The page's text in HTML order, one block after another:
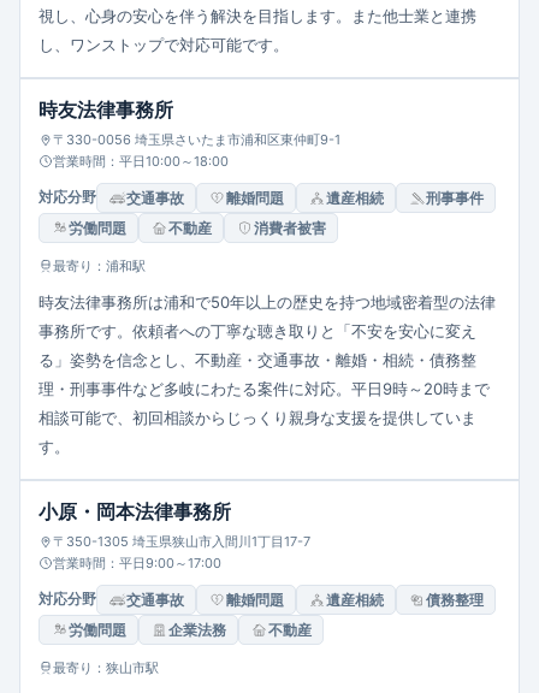
視し、心身の安心を伴う解決を目指します。また他士業と連携
し、ワンストップで対応可能です。
時友法律事務所
〒330-0056 埼玉県さいたま市浦和区東仲町9-1
営業時間：平日10:00～18:00
対応分野 交通事故 離婚問題 遺産相続
刑事事件
労働問題
不動産 消費者被害
最寄り：浦和駅
時友法律事務所は浦和で50年以上の歴史を持つ地域密着型の法律
事務所です。依頼者への丁寧な聴き取りと「不安を安心に変え
る」姿勢を信念とし、不動産・交通事故・離婚・相続・債務整
理・刑事事件など多岐にわたる案件に対応。平日9時～20時まで
相談可能で、初回相談からじっくり親身な支援を提供していま
す。
小原・岡本法律事務所
〒350-1305 埼玉県狭山市入間川1丁目17-7
営業時間：平日9:00～17:00
対応分野 交通事故 離婚問題 遺産相続
債務整理
労働問題
企業法務 不動産
最寄り：狭山市駅